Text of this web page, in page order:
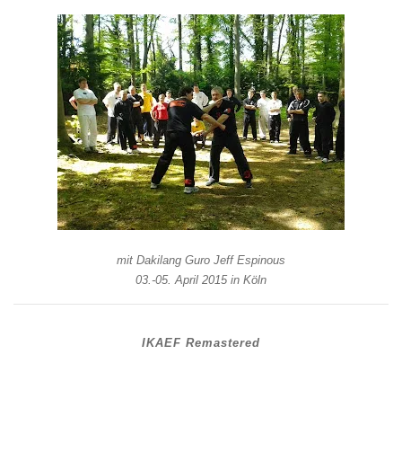
mit Dakilang Guro Jeff Espinous
03.-05. April 2015 in Köln
IKAEF Remastered